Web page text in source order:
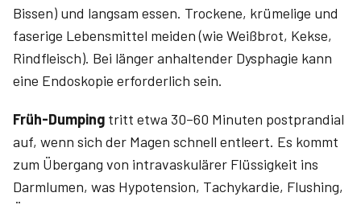
Bissen) und langsam essen. Trockene, krümelige und
faserige Lebensmittel meiden (wie Weißbrot, Kekse,
Rindfleisch). Bei länger anhaltender Dysphagie kann
eine Endoskopie erforderlich sein.
Früh-Dumping tritt etwa 30–60 Minuten postprandial
auf, wenn sich der Magen schnell entleert. Es kommt
zum Übergang von intravaskulärer Flüssigkeit ins
Darmlumen, was Hypotension, Tachykardie, Flushing,